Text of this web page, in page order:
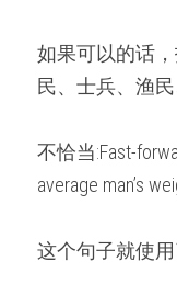
如果可以的话
民、士兵、渔
不恰当:Fast-
average man’s
这个句子就使